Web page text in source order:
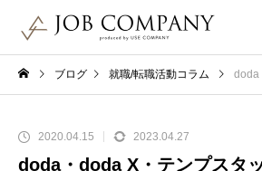
ブログ 就職/転職活動コラム doda・doda X・
2020.04.15 2023.04.27
doda・doda X・テンプスタ